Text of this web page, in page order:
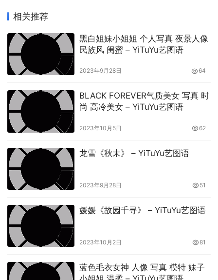
相关推荐
黑白姐妹小姐姐 个人写真 夜景人像
民族风 闺蜜 – YiTuYu艺图语
2023年9月28日 64
BLACK FOREVER气质美女 写真 时
尚 高冷美女 – YiTuYu艺图语
2023年10月5日 62
龙雪《秋末》 – YiTuYu艺图语
2023年9月28日 51
媛媛《故园千寻》 – YiTuYu艺图语
2023年10月2日 81
蓝色毛衣女神 人像 写真 模特 妹子